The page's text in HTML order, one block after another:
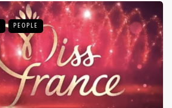
PEOPLE